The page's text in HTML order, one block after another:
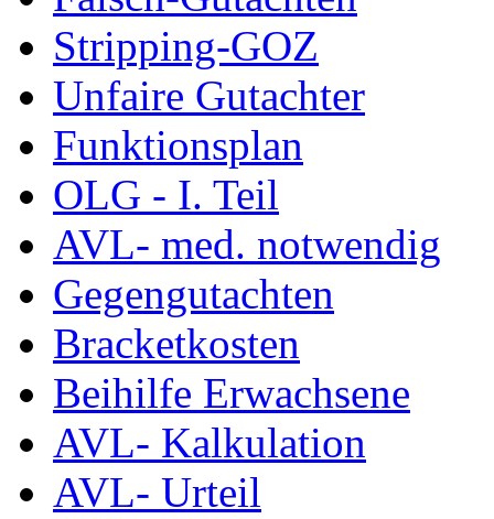
Stripping-GOZ
Unfaire Gutachter
Funktionsplan
OLG - I. Teil
AVL- med. notwendig
Gegengutachten
Bracketkosten
Beihilfe Erwachsene
AVL- Kalkulation
AVL- Urteil